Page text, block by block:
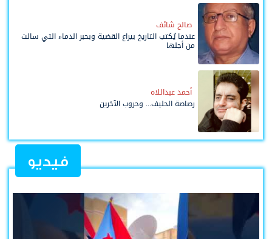
صالح شائف
عندما يُكتب التاريخ بيراع القضية وبحبر الدماء التي سالت
من أجلها
أحمد عبداللاه
رصاصة الحليف... وحروب الآخرين
فيديو